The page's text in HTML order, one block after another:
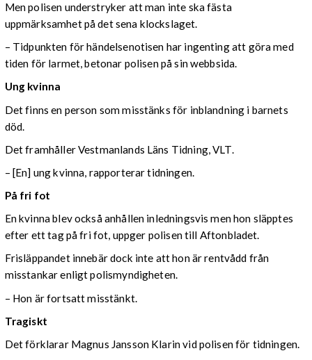
Men polisen understryker att man inte ska fästa
uppmärksamhet på det sena klockslaget.
– Tidpunkten för händelsenotisen har ingenting att göra med
tiden för larmet, betonar polisen på sin webbsida.
Ung kvinna
Det finns en person som misstänks för inblandning i barnets
död.
Det framhåller Vestmanlands Läns Tidning, VLT.
– [En] ung kvinna, rapporterar tidningen.
På fri fot
En kvinna blev också anhållen inledningsvis men hon släpptes
efter ett tag på fri fot, uppger polisen till Aftonbladet.
Frisläppandet innebär dock inte att hon är rentvådd från
misstankar enligt polismyndigheten.
– Hon är fortsatt misstänkt.
Tragiskt
Det förklarar Magnus Jansson Klarin vid polisen för tidningen.